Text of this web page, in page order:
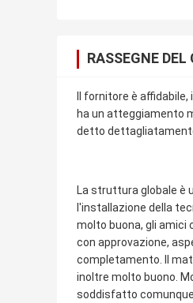
RASSEGNE DEL
Il fornitore è
ha un atteggiamento
detto
La struttura globale è
l'installazione della
molto buona, gli amici
con approvazione,
completamento. Il
inoltre molto buono.
soddisfatto